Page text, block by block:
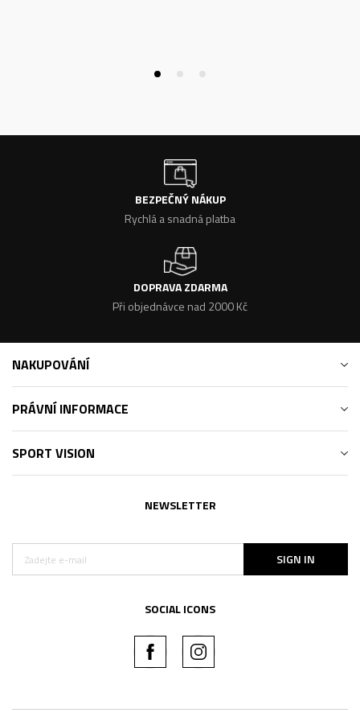
BEZPEČNÝ NÁKUP
Rychlá a snadná platba
DOPRAVA ZDARMA
Při objednávce nad 2000 Kč
NAKUPOVÁNÍ
PRÁVNÍ INFORMACE
SPORT VISION
NEWSLETTER
SIGN IN
SOCIAL ICONS